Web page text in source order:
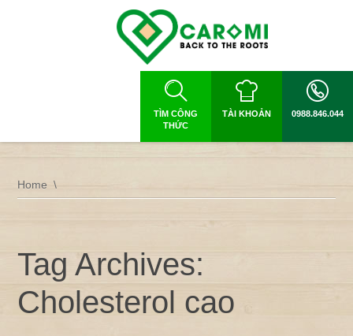
TÌM CÔNG
THỨC
TÀI KHOẢN 0988.846.044
Home
Tag Archives:
Cholesterol cao